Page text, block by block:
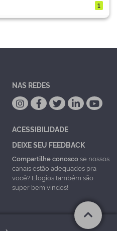
1
NAS REDES
ACESSIBILIDADE
DEIXE SEU FEEDBACK
Compartilhe conoscose nossos
canais estão adequados pra
você? Elogios também são
super bem vindos!